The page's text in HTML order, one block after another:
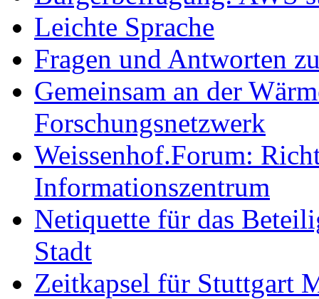
Leichte Sprache
Fragen und Antworten
Gemeinsam an der
Forschungsnetzwerk
Weissenhof.Forum:
Informationszentrum
Netiquette für das
Stadt
Zeitkapsel für Stuttgart